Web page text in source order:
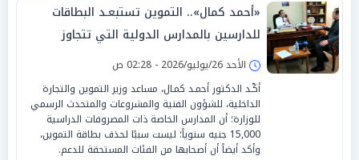
«أحمد كمال».. التموين تستبعـد البطاقات
للدارسين بالمدارس الدولية التي تتجاوز
مصروفاتهم 100 ألف جنيه «سنوياً»
الأحد 26/يوليو/2026 - 02:28 ص
أكّـد الدكتور أحمـد كمـال، مساعد وزير التموين والتجارة
الداخلية، للشؤون الفنية والمشروعات والمتحدث الرسمي
للوزارة؛ أن المدارس الخاصة ذات المصروفات الدراسية
15,000 جنيه سنوياً؛ ليست سببًا لحذف بطاقة التموين،
وأكد أيضاً أن أصحابها من الفئات المستحقة للدعم.